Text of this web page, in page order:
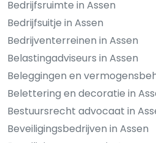
Bedrijfsruimte in Assen
Bedrijfsuitje in Assen
Bedrijventerreinen in Assen
Belastingadviseurs in Assen
Beleggingen en
Belettering en decoratie in
Bestuursrecht advocaat in
Beveiligingsbedrijven in Assen